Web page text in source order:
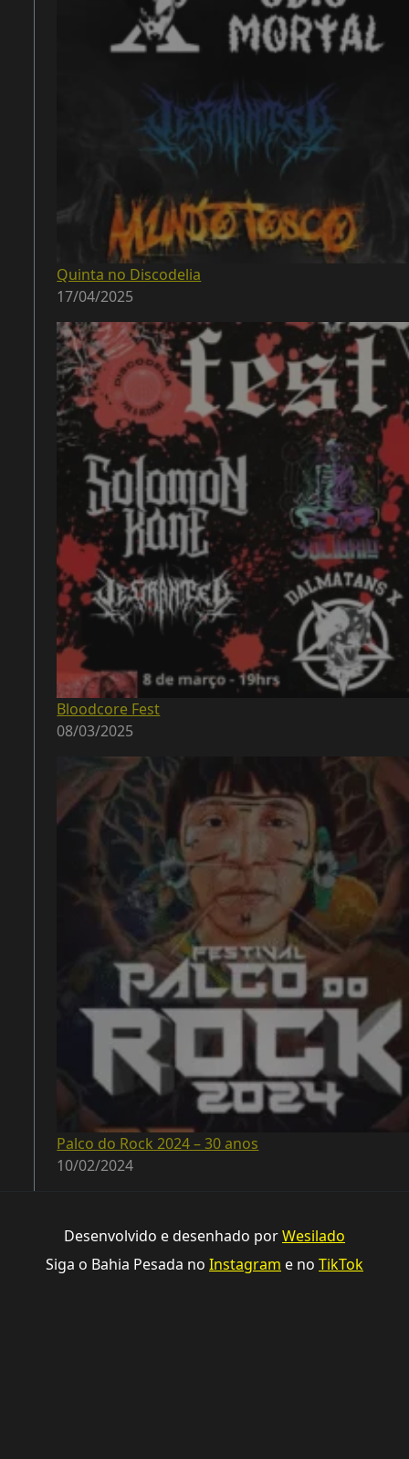
Quinta no Discodelia
17/04/2025
Bloodcore Fest
08/03/2025
Palco do Rock 2024 – 30 anos
10/02/2024
Desenvolvido e desenhado porWesilado
Siga o Bahia Pesada no Instagram e no TikTok